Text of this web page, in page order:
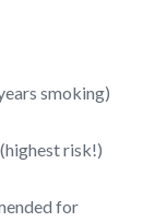
smoking)
risk!)
for